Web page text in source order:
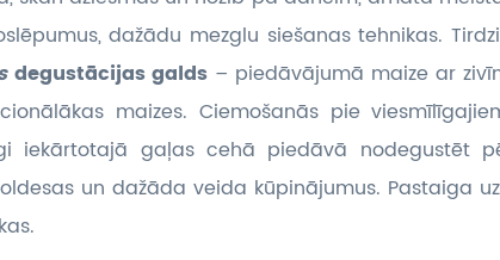
dažādu mezglu siešanas tehnikas.
degustācijas galds – piedāvājumā maize ar
maizes. Ciemošanās pie
iekārtotajā gaļas cehā piedāvā nodegustēt
un dažāda veida kūpinājumus. Pastaiga uz